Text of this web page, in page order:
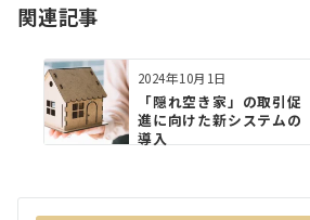
ン
関連記事
2024年10月1日
「隠れ空き家」の取引促
進に向けた新システムの
導入